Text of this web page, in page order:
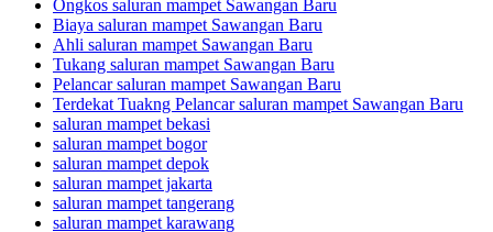
Ongkos saluran mampet Sawangan Baru
Biaya saluran mampet Sawangan Baru
Ahli saluran mampet Sawangan Baru
Tukang saluran mampet Sawangan Baru
Pelancar saluran mampet Sawangan Baru
Terdekat Tuakng Pelancar saluran mampet Sawangan Baru
saluran mampet bekasi
saluran mampet bogor
saluran mampet depok
saluran mampet jakarta
saluran mampet tangerang
saluran mampet karawang